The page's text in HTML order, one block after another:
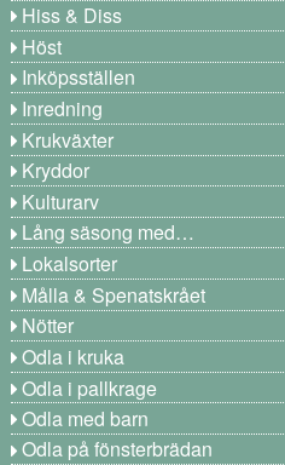
Hiss & Diss
Höst
Inköpsställen
Inredning
Krukväxter
Kryddor
Kulturarv
Lång säsong med…
Lokalsorter
Målla & Spenatskrået
Nötter
Odla i kruka
Odla i pallkrage
Odla med barn
Odla på fönsterbrädan